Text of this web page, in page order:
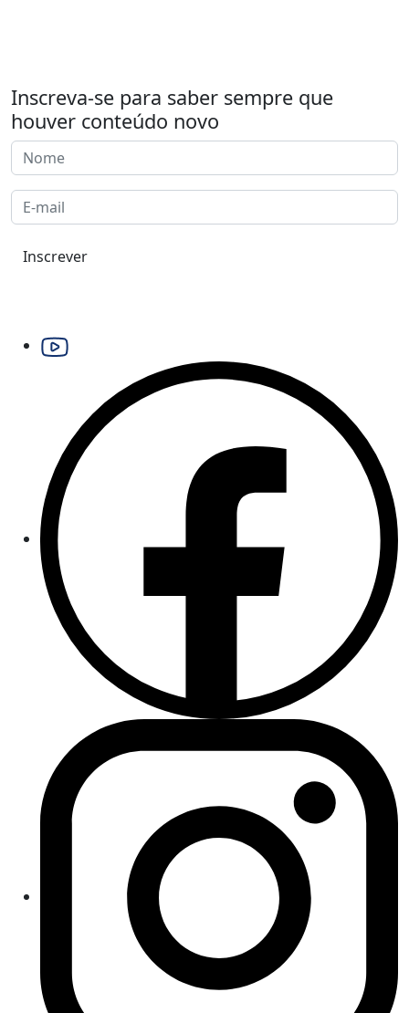
Inscreva-se para saber sempre que
houver conteúdo novo
Inscrever